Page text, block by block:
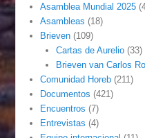
Asamblea Mundial 2025
Asambleas (18)
Brieven (109)
Cartas de Aurelio(33)
Brieven van Carlos
Comunidad Horeb (211)
Documentos (421)
Encuentros (7)
Entrevistas (4)